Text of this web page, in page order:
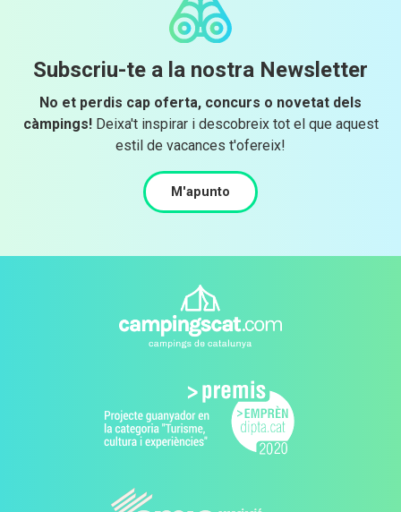
Subscriu-te a la nostra Newsletter
No et perdis cap oferta, concurs o novetat dels
càmpings!Deixa't inspirar i descobreix tot el que aquest
estil de vacances t'ofereix!
M'apunto